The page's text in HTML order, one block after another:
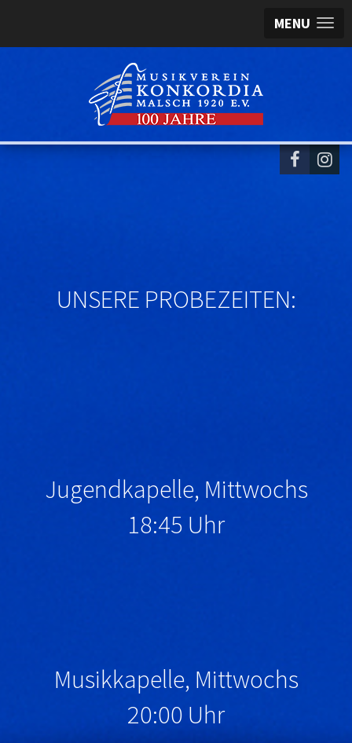
MENU
UNSERE PROBEZEITEN:
Jugendkapelle, Mittwochs
18:45 Uhr
Musikkapelle, Mittwochs
20:00 Uhr